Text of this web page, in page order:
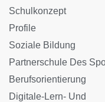
Schulkonzept
Profile
Soziale Bildung
Partnerschule Des
Berufsorientierung
Digitale-Lern- Und